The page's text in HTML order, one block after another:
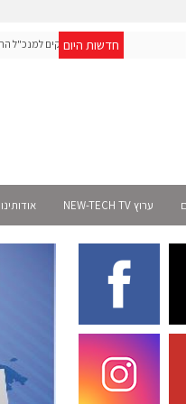
חדשות היום
ממנה את עופר אליקים למנכ"ל החברה
ערוץ NEW-TECH TV אודותינו